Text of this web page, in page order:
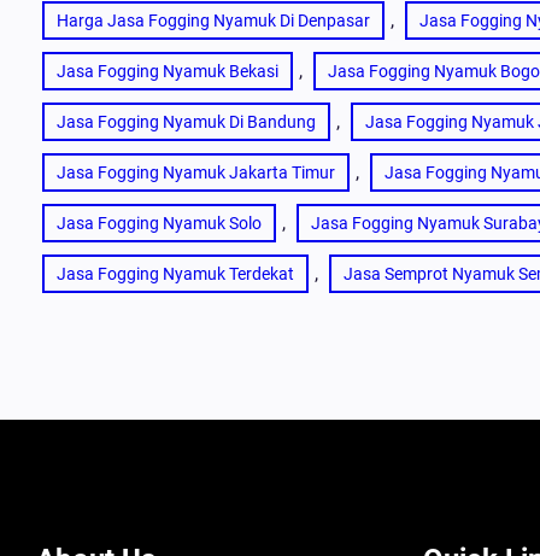
Harga Jasa Fogging Nyamuk Di Denpasar , Jasa Fogging
Jasa Fogging Nyamuk Bekasi , Jasa Fogging Nyamuk
Jasa Fogging Nyamuk Di Bandung , Jasa Fogging
Jasa Fogging Nyamuk Jakarta Timur , Jasa Fogging
Jasa Fogging Nyamuk Solo , Jasa Fogging Nyamuk
Jasa Fogging Nyamuk Terdekat , Jasa Semprot Nyamuk